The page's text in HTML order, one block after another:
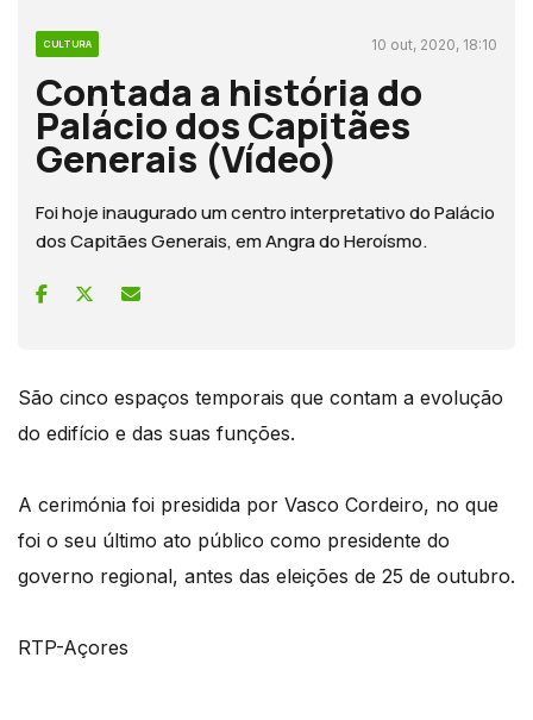
CULTURA 10 out, 2020, 18:10
Contada a história do
Palácio dos Capitães
Generais (Vídeo)
Foi hoje inaugurado um centro interpretativo do Palácio
dos Capitães Generais, em Angra do Heroísmo.
São cinco espaços temporais que contam a evolução
do edifício e das suas funções.
A cerimónia foi presidida por Vasco Cordeiro, no que
foi o seu último ato público como presidente do
governo regional, antes das eleições de 25 de outubro.
RTP-Açores